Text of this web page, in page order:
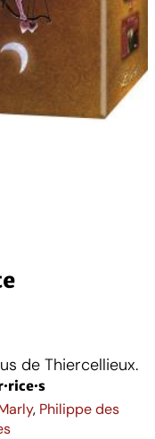
de Thiercellieux.
, Philippe des